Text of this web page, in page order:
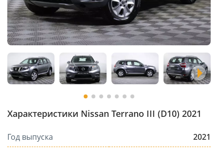
Характеристики Nissan Terrano III (D10) 2021
Год выпуска
2021